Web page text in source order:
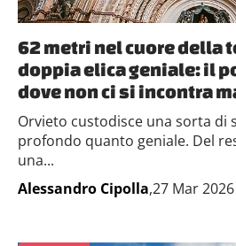
62 metri nel cuore della
doppia elica geniale: il
dove non ci si incontra
Orvieto custodisce una sorta di
profondo quanto geniale. Del
una...
Alessandro Cipolla,27 Mar 2026